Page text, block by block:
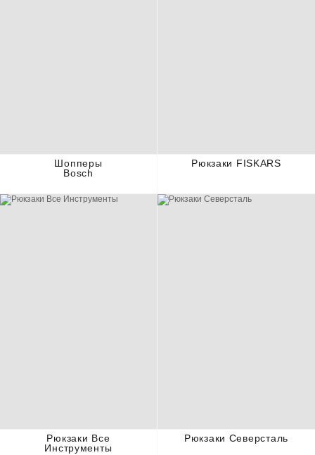
Шопперы
Bosch
Рюкзаки FISKARS
Рюкзаки Все
Инструменты
Рюкзаки Северсталь